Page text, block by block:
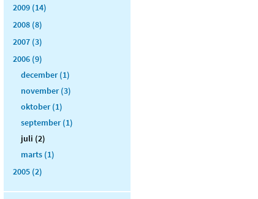
2009 (14)
2008 (8)
2007 (3)
2006 (9)
december (1)
november (3)
oktober (1)
september (1)
juli (2)
marts (1)
2005 (2)